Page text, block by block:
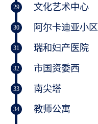
29 文化艺术中心
30 阿尔卡迪亚小区
31 瑞和妇产医院
32 市国资委西
33 南尖塔
34 教师公寓